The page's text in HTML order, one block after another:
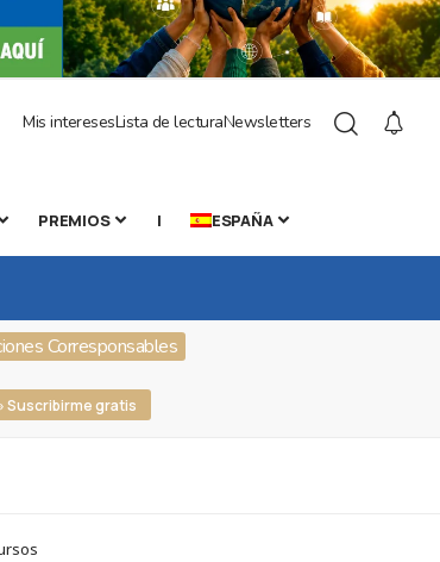
Mis interesesLista de lecturaNewsletters
PREMIOS | ESPAÑA
Corresponsables
Suscribirme gratis